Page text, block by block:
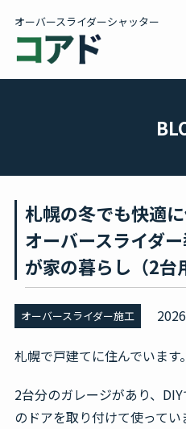
オーバースライダーシャッター
会社
カタ
無料見積
札幌の冬でも快適
オーバースライダ
が家の暮らし（2台
オーバースライダー施工
札幌で戸建てに住んでいます。
2台分のガレージがあり、
のドアを取り付けて使って